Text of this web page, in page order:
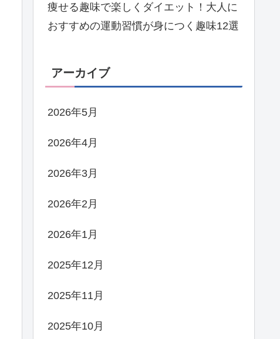
痩せる趣味で楽しくダイエット！大人に
おすすめの運動習慣が身につく趣味12選
アーカイブ
2026年5月
2026年4月
2026年3月
2026年2月
2026年1月
2025年12月
2025年11月
2025年10月